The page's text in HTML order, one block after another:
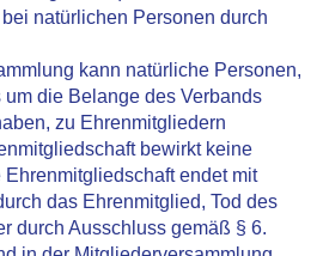
natürlichen Personen durch
kann natürliche Personen,
die Belange des Verbands
zu Ehrenmitgliedern
bewirkt keine
endet mit
das Ehrenmitglied, Tod des
durch Ausschluss gemäß § 6.